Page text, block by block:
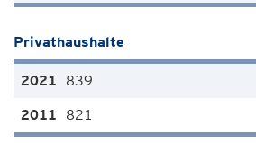
Privathaushalte
839
821